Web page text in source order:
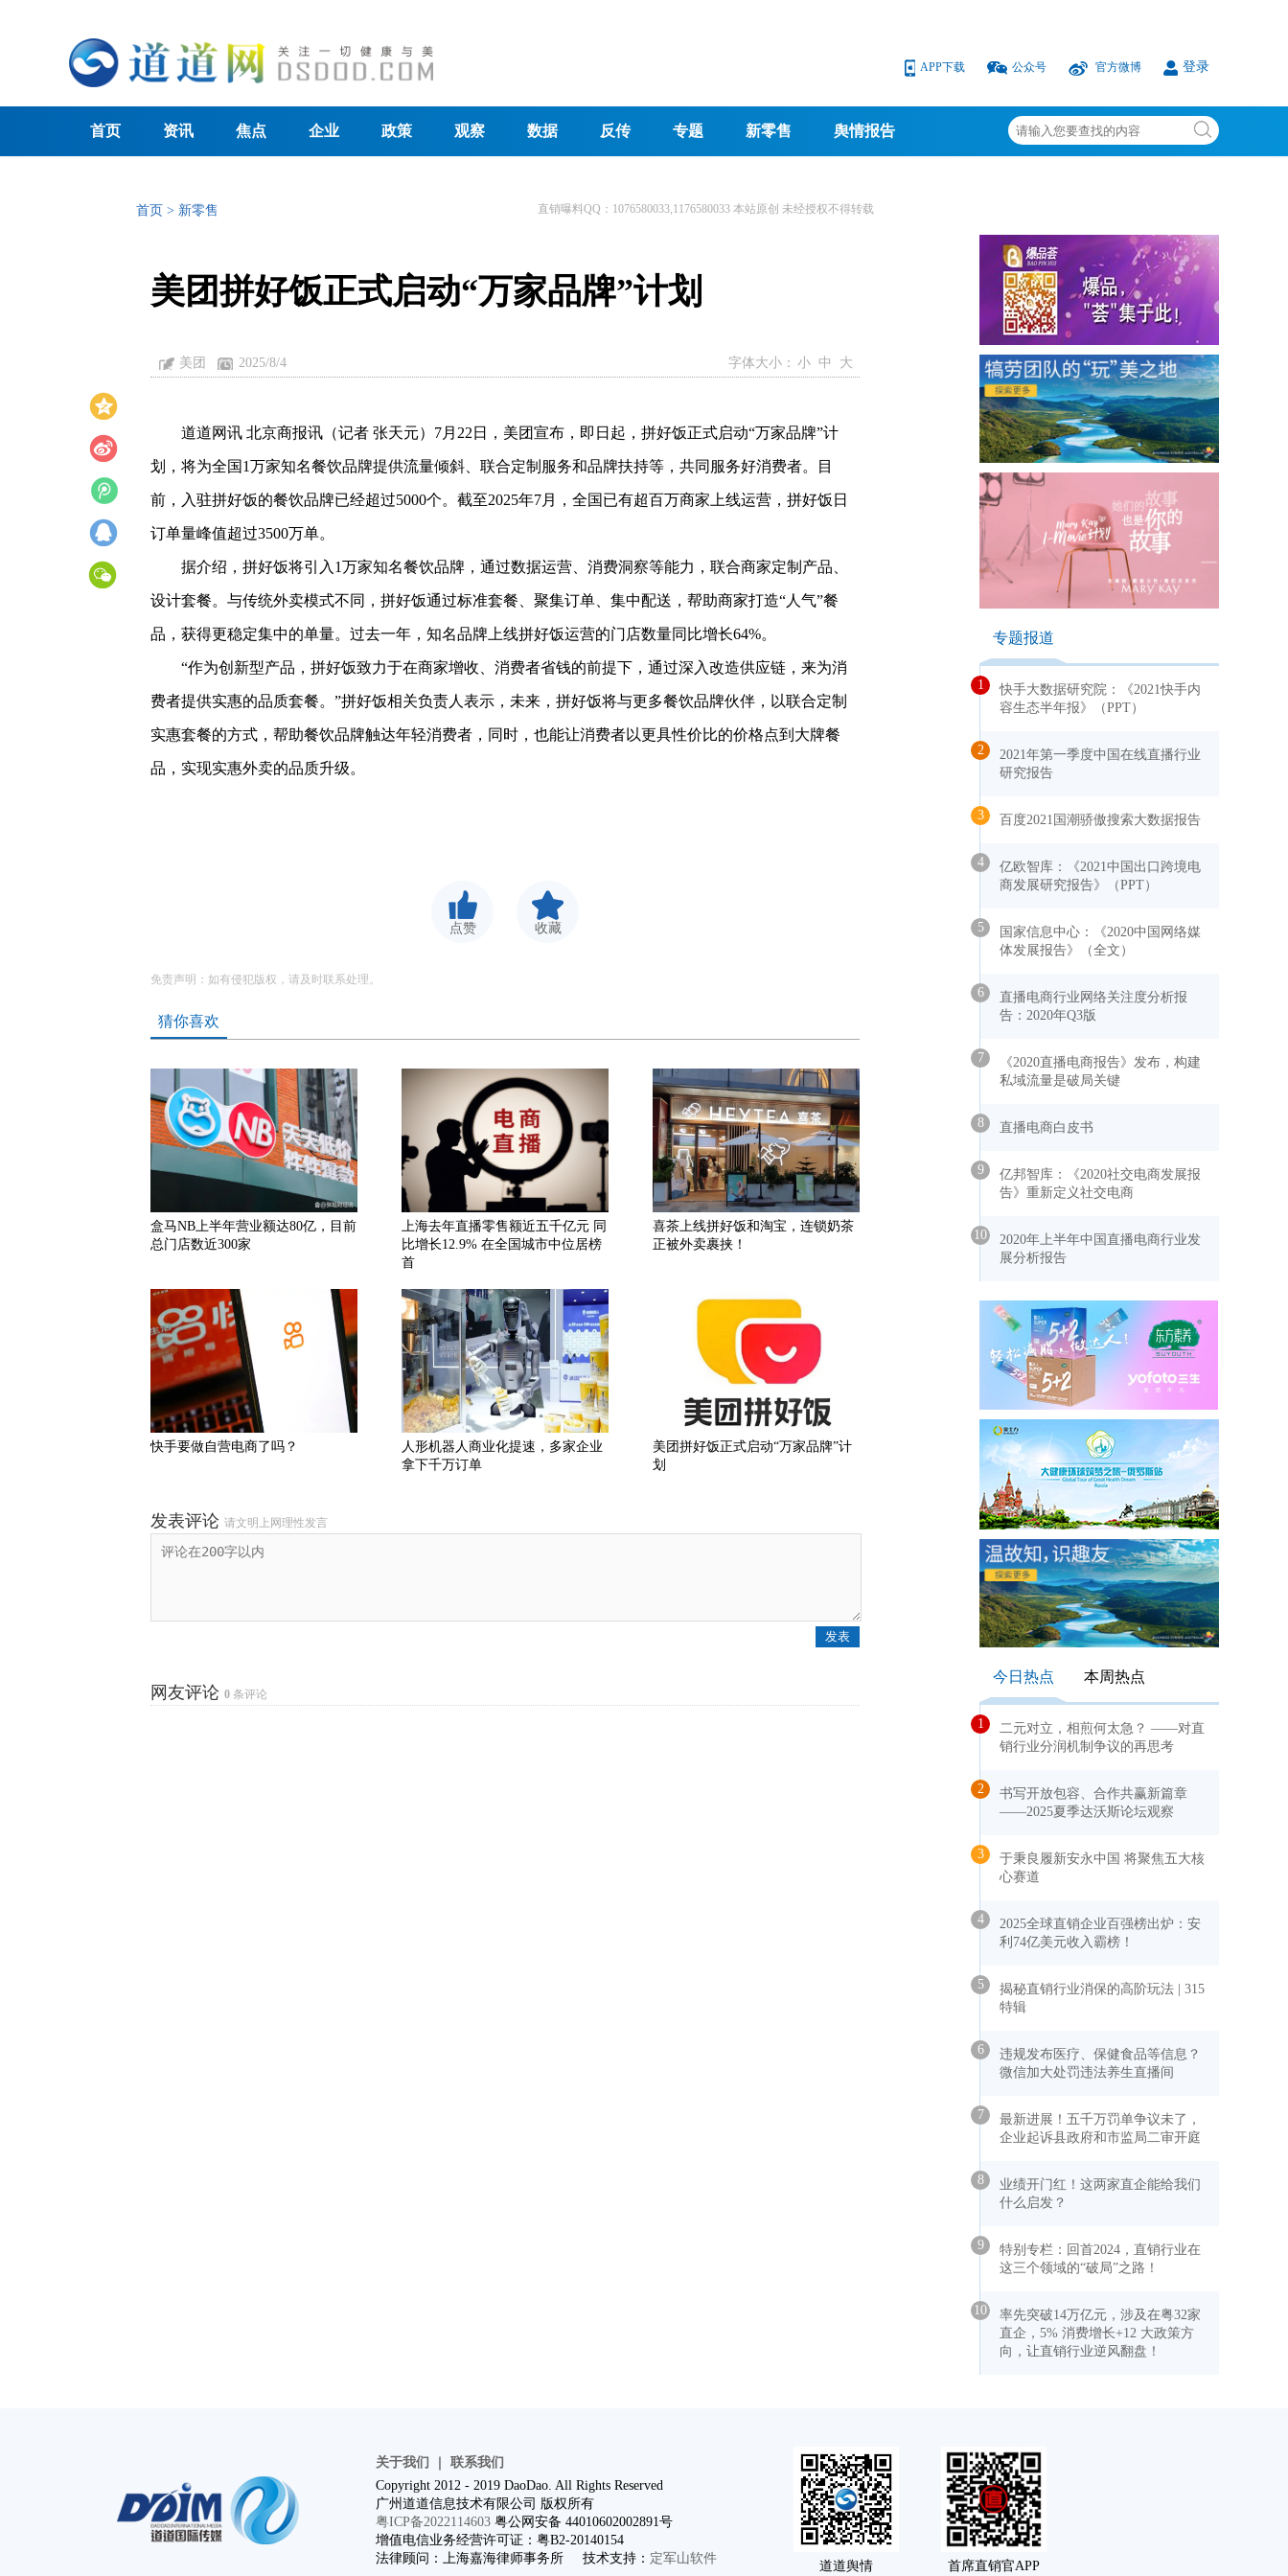
APP下载 公众号 官方微博 登录
首页 资讯 焦点 企业 政策 观察 数据 反传 专题 新零售 舆情报告
首页 > 新零售 直销曝料QQ：1076580033,1176580033 本站原创 未经授权不得转载
美团拼好饭正式启动“万家品牌”计划
美团 2025/8/4 字体大小： 小 中 大
道道网讯 北京商报讯（记者 张天元）7月22日，美团宣布，即日起，拼好饭正式启动“万家品牌”计
划，将为全国1万家知名餐饮品牌提供流量倾斜、联合定制服务和品牌扶持等，共同服务好消费者。目
前，入驻拼好饭的餐饮品牌已经超过5000个。截至2025年7月，全国已有超百万商家上线运营，拼好饭日
订单量峰值超过3500万单。
据介绍，拼好饭将引入1万家知名餐饮品牌，通过数据运营、消费洞察等能力，联合商家定制产品、
设计套餐。与传统外卖模式不同，拼好饭通过标准套餐、聚集订单、集中配送，帮助商家打造“人气”餐
品，获得更稳定集中的单量。过去一年，知名品牌上线拼好饭运营的门店数量同比增长64%。
“作为创新型产品，拼好饭致力于在商家增收、消费者省钱的前提下，通过深入改造供应链，来为消
费者提供实惠的品质套餐。”拼好饭相关负责人表示，未来，拼好饭将与更多餐饮品牌伙伴，以联合定制
实惠套餐的方式，帮助餐饮品牌触达年轻消费者，同时，也能让消费者以更具性价比的价格点到大牌餐
品，实现实惠外卖的品质升级。
点赞 收藏
免责声明：如有侵犯版权，请及时联系处理。
猜你喜欢
盒马NB上半年营业额达80亿，目前
总门店数近300家
上海去年直播零售额近五千亿元 同
比增长12.9% 在全国城市中位居榜
首
喜茶上线拼好饭和淘宝，连锁奶茶
正被外卖裹挟！
快手要做自营电商了吗？
人形机器人商业化提速，多家企业
拿下千万订单
美团拼好饭正式启动“万家品牌”计
划
发表评论 请文明上网理性发言
网友评论 0 条评论
专题报道
1
快手大数据研究院：《2021快手内
容生态半年报》（PPT）
2
2021年第一季度中国在线直播行业
研究报告
3 百度2021国潮骄傲搜索大数据报告
4
亿欧智库：《2021中国出口跨境电
商发展研究报告》（PPT）
5
国家信息中心：《2020中国网络媒
体发展报告》（全文）
6
直播电商行业网络关注度分析报
告：2020年Q3版
7
《2020直播电商报告》发布，构建
私域流量是破局关键
8 直播电商白皮书
9
亿邦智库：《2020社交电商发展报
告》重新定义社交电商
10
2020年上半年中国直播电商行业发
展分析报告
今日热点 本周热点
1
二元对立，相煎何太急？ ——对直
销行业分润机制争议的再思考
2
书写开放包容、合作共赢新篇章
——2025夏季达沃斯论坛观察
3
于秉良履新安永中国 将聚焦五大核
心赛道
4
2025全球直销企业百强榜出炉：安
利74亿美元收入霸榜！
5
揭秘直销行业消保的高阶玩法 | 315
特辑
6
违规发布医疗、保健食品等信息？
微信加大处罚违法养生直播间
7
最新进展！五千万罚单争议未了，
企业起诉县政府和市监局二审开庭
8
业绩开门红！这两家直企能给我们
什么启发？
9
特别专栏：回首2024，直销行业在
这三个领域的“破局”之路！
10
率先突破14万亿元，涉及在粤32家
直企，5% 消费增长+12 大政策方
向，让直销行业逆风翻盘！
关于我们
联系我们
Copyright 2012 - 2019 DaoDao. All Rights Reserved
广州道道信息技术有限公司 版权所有
粤ICP备2022114603 粤公网安备 44010602002891号
增值电信业务经营许可证：粤B2-20140154
法律顾问：上海嘉海律师事务所 技术支持： 定军山软件 道道舆情 首席直销官APP